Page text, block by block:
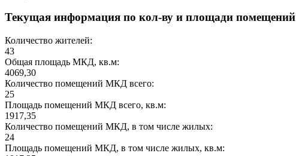
Текущая информация по кол-ву и площади помещений
Количество жителей:
43
Общая площадь МКД, кв.м:
4069,30
Количество помещений МКД всего:
25
Площадь помещений МКД всего, кв.м:
1917,35
Количество помещений МКД, в том числе жилых:
24
Площадь помещений МКД, в том числе жилых, кв.м: